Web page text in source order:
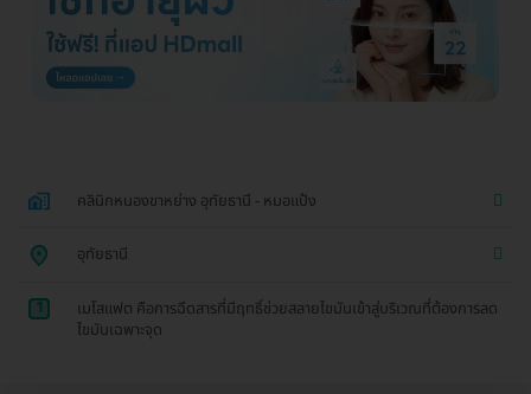
คลินิกหนองขาหย่าง อุทัยธานี - หมอแป้ง
อุทัยธานี
1
เมโสแฟต คือการฉีดสารที่มีฤทธิ์ช่วยสลายไขมันเข้าสู่บริเวณที่ต้องการลด
ไขมันเฉพาะจุด